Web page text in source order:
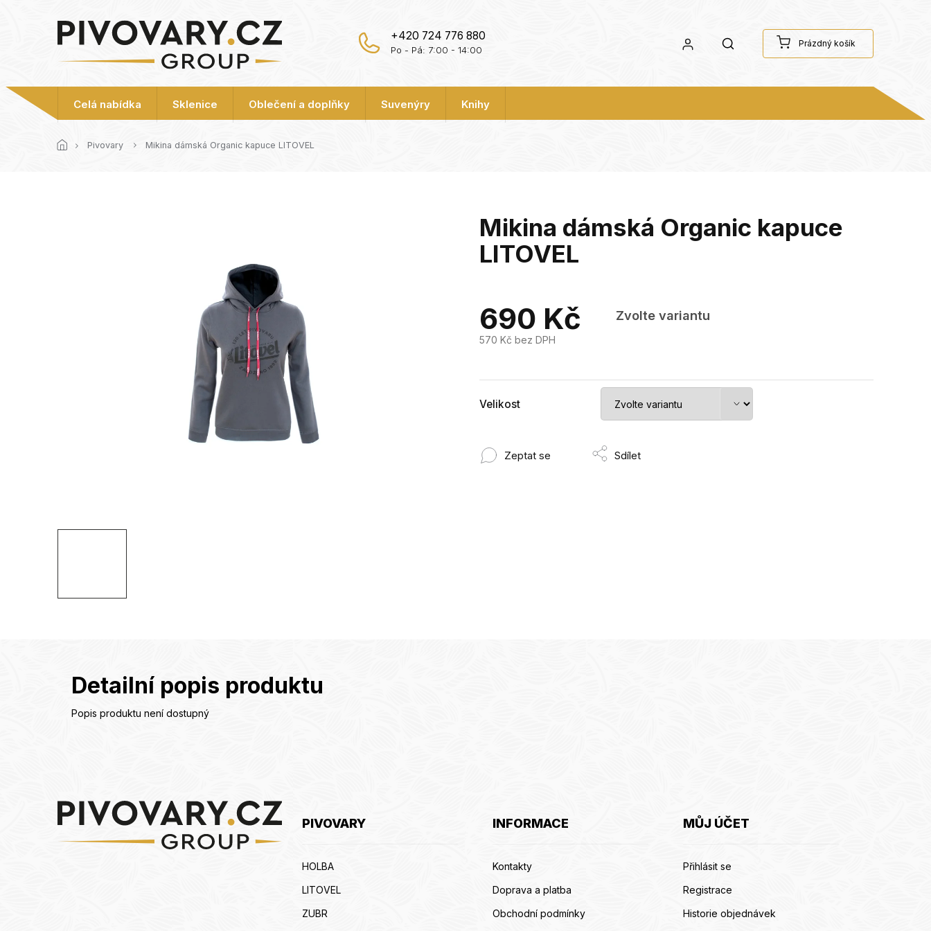
+420 724 776 880
Po - Pá: 7:00 - 14:00
Prázdný košík
Celá nabídka Sklenice Oblečení a doplňky Suvenýry Knihy
Pivovary Mikina dámská Organic kapuce LITOVEL
Mikina dámská Organic kapuce
LITOVEL
690 Kč Zvolte variantu
570 Kč bez DPH
Velikost
Zeptat se Sdílet
Detailní popis produktu
Popis produktu není dostupný
PIVOVARY
HOLBA
LITOVEL
ZUBR
INFORMACE
Kontakty
Doprava a platba
Obchodní podmínky
MŮJ ÚČET
Přihlásit se
Registrace
Historie objednávek